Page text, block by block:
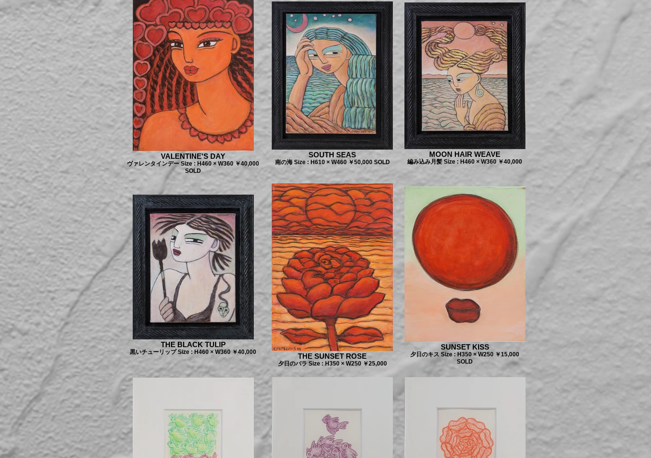
VALENTINE'S DAY
ヴァレンタインデー Size : H460 × W360 ￥40,000
SOLD
SOUTH SEAS
南の海 Size : H610 × W460 ￥50,000 SOLD
MOON HAIR WEAVE
編み込み月髪 Size : H460 × W360 ￥40,000
THE BLACK TULIP
黒いチューリップ Size : H460 × W360 ￥40,000
THE SUNSET ROSE
夕日のバラ Size : H350 × W250 ￥25,000
SUNSET KISS
夕日のキス Size : H350 × W250 ￥15,000
SOLD